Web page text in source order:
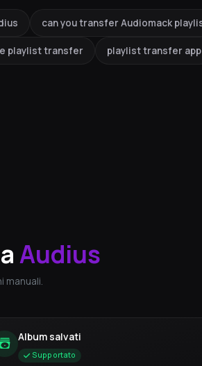
can you transfer Audiomack
playlist transfer playlist transfer app
Audius
manuali.
Album salvati
Supportato